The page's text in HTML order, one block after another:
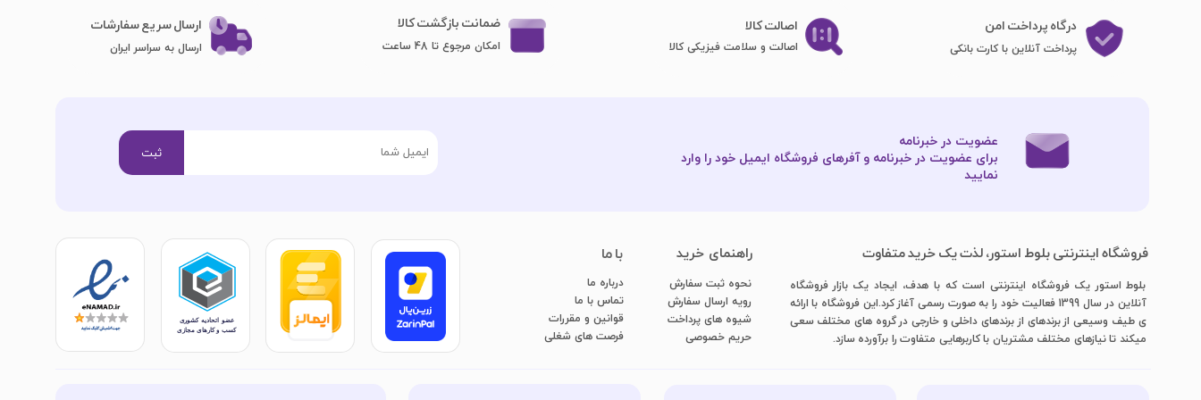
درگاه پرداخت امن
پرداخت آنلاین با کارت بانکی
فروشگاه اینترنتی بلوط استور، لذت یک خرید متفاوت
بلوط استور یک فروشگاه اینترنتی است که با هدف، ایجاد یک بازار فروشگاه
آنلاین در سال 1399 فعالیت خود را به صورت رسمی آغاز کرد.این فروشگاه با ارائه
ی طیف وسیعی از برندهای از برندهای داخلی و خارجی در گروه های مختلف سعی
میکند تا نیازهای مختلف مشتریان با کاربرهایی متفاوت را برآورده سازد.
با ما
درباره ما
تماس با ما
قوانین و مقررات
فرصت های شغلی
​راهنمای خرید
نحوه ثبت سفارش
رویه ارسال سفارش
شیوه های پرداخت
​​​​​​​حریم خصوصی
اصا​​​​​​​لت کالا
اصالت و سلامت فیزیکی کالا
ضمانت بازگشت کالا
امکان مرجوع تا 48 ساعت
ارسال سریع سفارشات
ارسال به سراسر ایران
عضویت در خبرنامه
برای عضویت در خبرنامه و آفرهای فروشگاه ایمیل خود را وارد
نمایید​​​​​​​
ثبت